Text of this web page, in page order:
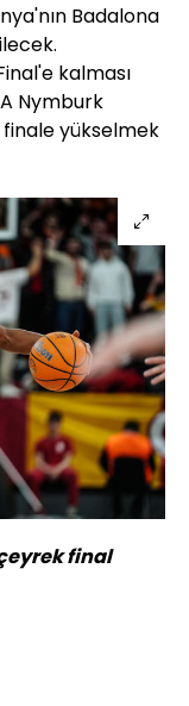
Badalona
kalması
Nymburk
yükselmek
final